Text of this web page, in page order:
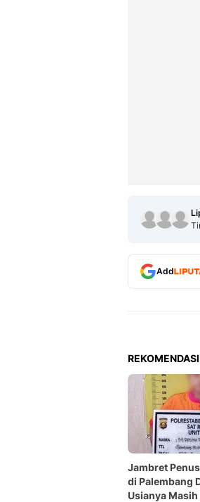
Add
REKOMENDASI
Jambret
di Palembang
Usianya Masih